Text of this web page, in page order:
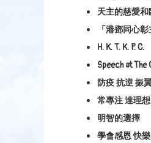
天主的慈愛和
「港鄧同心彰
H. K. T. K. P. C.
Speech at The
防疫 抗逆 振
常專注 達理想
明智的選擇
學會感恩 快